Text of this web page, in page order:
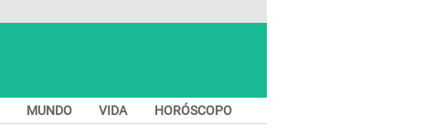
MUNDO VIDA HORÓSCOPO